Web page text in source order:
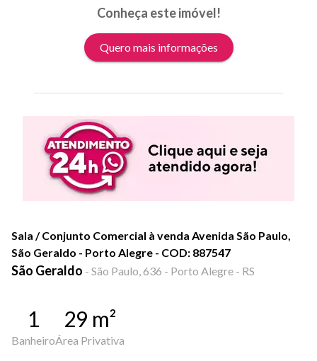
Conheça este imóvel!
Quero mais informações
Sala / Conjunto Comercial à venda Avenida São Paulo,
São Geraldo - Porto Alegre - COD: 887547
São Geraldo - São Paulo, 636 - Porto Alegre - RS
1
Banheiro
29 m²
Área Privativa